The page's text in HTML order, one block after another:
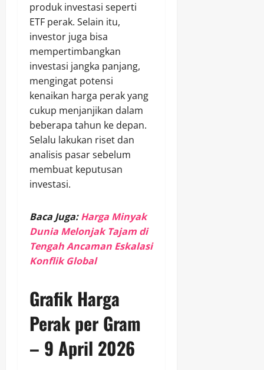
produk investasi seperti
ETF perak. Selain itu,
investor juga bisa
mempertimbangkan
investasi jangka panjang,
mengingat potensi
kenaikan harga perak yang
cukup menjanjikan dalam
beberapa tahun ke depan.
Selalu lakukan riset dan
analisis pasar sebelum
membuat keputusan
investasi.
Baca Juga:Harga Minyak
Dunia Melonjak Tajam di
Tengah Ancaman Eskalasi
Konflik Global
Grafik Harga
Perak per Gram
– 9 April 2026